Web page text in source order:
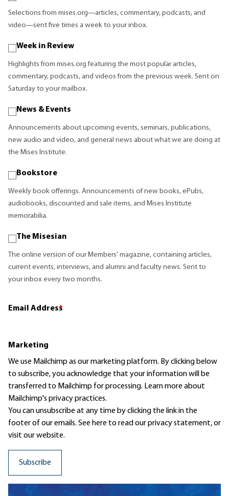
Selections from mises.org—articles, commentary, podcasts, and
video—sent five times a week to your inbox.
Week in Review
Highlights from mises.org featuring the most popular articles,
commentary, podcasts, and videos from the previous week. Sent on
Saturday to your mailbox.
News & Events
Announcements about upcoming events, seminars, publications,
new audio and video, and general news about what we are doing at
the Mises Institute.
Bookstore
Weekly book offerings. Announcements of new books, ePubs,
audiobooks, discounted and sale items, and Mises Institute
memorabilia.
The Misesian
The online version of our Members' magazine, containing articles,
current events, interviews, and alumni and faculty news. Sent to
your inbox every two months.
Email Address
*
Marketing
We use Mailchimp as our marketing platform. By clicking below
to subscribe, you acknowledge that your information will be
transferred to Mailchimp for processing. Learn moreabout
Mailchimp's privacy practices.
You can unsubscribe at any time by clicking the link in the
footer of our emails. See here to read ourprivacy statement, or
visit our website.